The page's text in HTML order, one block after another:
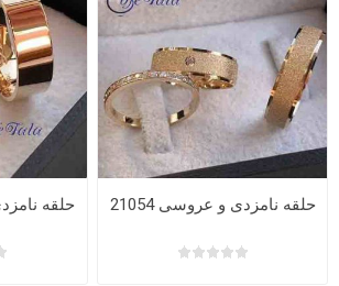
حلقه نامزدی و عروسی 21054 حلقه